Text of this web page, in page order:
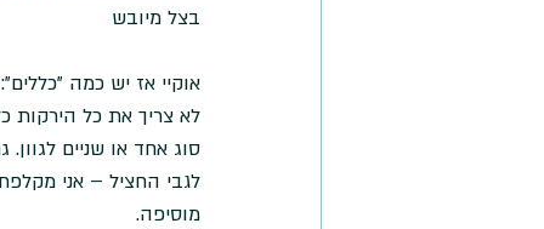
בצל מיובש
אוקיי אז יש כמה "כללים":
לא צריך את כל הירקות
סוג אחד או שניים
לגבי החציל – אני
מוסיפה.